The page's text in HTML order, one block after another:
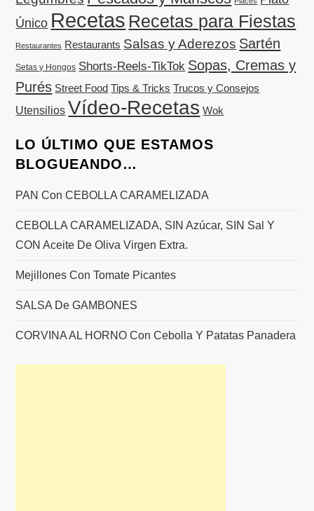
Único Recetas Recetas para Fiestas
Restaurantes Restaurants Salsas y Aderezos Sartén
Setas y Hongos Shorts-Reels-TikTok Sopas, Cremas y
Purés Street Food Tips & Tricks Trucos y Consejos
Utensilios Vídeo-Recetas Wok
LO ÚLTIMO QUE ESTAMOS
BLOGUEANDO…
PAN Con CEBOLLA CARAMELIZADA
CEBOLLA CARAMELIZADA, SIN Azúcar, SIN Sal Y
CON Aceite De Oliva Virgen Extra.
Mejillones Con Tomate Picantes
SALSA De GAMBONES
CORVINA AL HORNO Con Cebolla Y Patatas Panadera